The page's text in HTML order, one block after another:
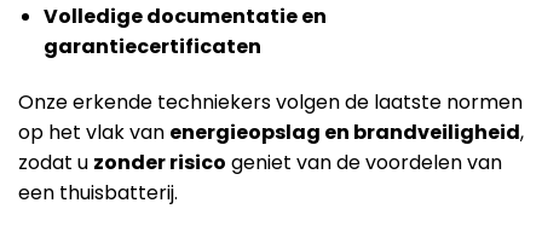
Volledige documentatie en
garantiecertificaten
Onze erkende techniekers volgen de laatste normen
op het vlak van energieopslag en brandveiligheid,
zodat u zonder risico geniet van de voordelen van
een thuisbatterij.